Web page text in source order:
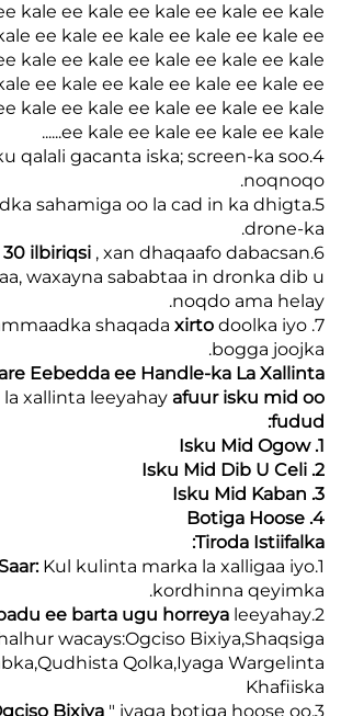
kale ee kale ee kale ee kale ee kale
ee kale ee kale ee kale ee kale ee
kale ee kale ee kale ee kale ee kale
ee kale ee kale ee kale ee kale ee
kale ee kale ee kale ee kale ee kale
ee kale ee kale ee kale ee kale......
4.
qalali gacanta iska; screen-ka soo
noqnoqo.
sahamiga oo la cad in ka dhigta
drone-ka.
6.Ka dib markii
30 ilbiriqsi , xan dhaqaafo dabacsan
waxayna sababtaa in dronka dib u
noqdo ama helay.
7. Marka dhammaadka shaqada
xirto doolka iyo
bogga joojka.
Eebedda ee Handle-ka La Xallinta
xallinta leeyahay afuur isku mid oo
fudud:
1. Isku Mid Ogow
2. Isku Mid Dib U Celi
3. Isku Mid Kaban
4. Botiga Hoose
Tiroda Istiifalka:
1.
Kul kulinta marka la xalligaa iyo
kordhinna qeyimka.
2.Ka
ee barta ugu horreya leeyahay
wacays:Ogciso Bixiya,Shaqsiga
Qolka,Iyaga Wargelinta
Khafiiska
3.Dooro"
Bixiya " iyaga botiga hoose oo